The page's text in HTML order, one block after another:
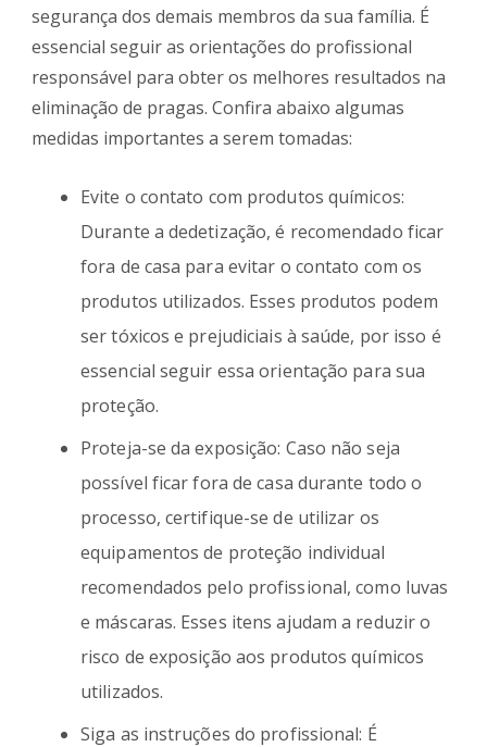
segurança dos demais membros da sua família. É
essencial seguir as orientações do profissional
responsável para obter os melhores resultados na
eliminação de pragas. Confira abaixo algumas
medidas importantes a serem tomadas:
Evite o contato com produtos químicos:
Durante a dedetização, é recomendado ficar
fora de casa para evitar o contato com os
produtos utilizados. Esses produtos podem
ser tóxicos e prejudiciais à saúde, por isso é
essencial seguir essa orientação para sua
proteção.
Proteja-se da exposição: Caso não seja
possível ficar fora de casa durante todo o
processo, certifique-se de utilizar os
equipamentos de proteção individual
recomendados pelo profissional, como luvas
e máscaras. Esses itens ajudam a reduzir o
risco de exposição aos produtos químicos
utilizados.
Siga as instruções do profissional: É